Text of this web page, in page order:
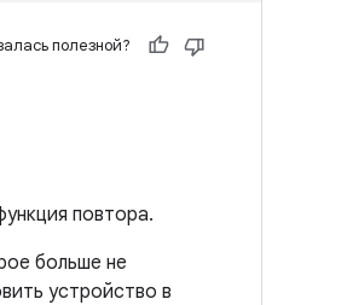
полезной?
повтора.
больше не
устройство в